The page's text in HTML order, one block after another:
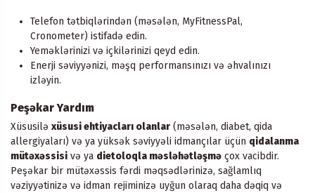
Telefon tətbiqlərindən (məsələn, MyFitnessPal,
Cronometer) istifadə edin.
Yeməklərinizi və içkilərinizi qeyd edin.
Enerji səviyyənizi, məşq performansınızı və əhvalınızı
izləyin.
Peşəkar Yardım
Xüsusilə xüsusi ehtiyacları olanlar (məsələn, diabet, qida
allergiyaları) və ya yüksək səviyyəli idmançılar üçün qidalanma
mütəxəssisi və ya dietoloqla məsləhətləşmə çox vacibdir.
Peşəkar bir mütəxəssis fərdi məqsədlərinizə, sağlamlıq
vəziyyətinizə və idman rejiminizə uyğun olaraq daha dəqiq və